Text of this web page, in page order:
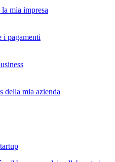
mia impresa
i pagamenti
della mia azienda